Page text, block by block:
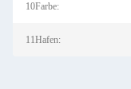
10Farbe:
11Hafen: